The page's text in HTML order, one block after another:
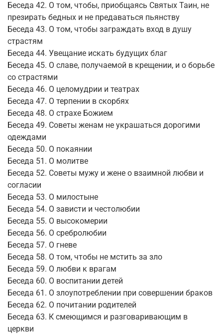
Беседа 42. О том, чтобы, приобщаясь Святых Таин, не
презирать бедных и не предаваться пьянству
Беседа 43. О том, чтобы заграждать вход в душу
страстям
Беседа 44. Увещание искать будущих благ
Беседа 45. О славе, получаемой в крещении, и о борьбе
со страстями
Беседа 46. О целомудрии и театрах
Беседа 47. О терпении в скорбях
Беседа 48. О страхе Божием
Беседа 49. Советы женам не украшаться дорогими
одеждами
Беседа 50. О покаянии
Беседа 51. О молитве
Беседа 52. Советы мужу и жене о взаимной любви и
согласии
Беседа 53. О милостыне
Беседа 54. О зависти и честолюбии
Беседа 55. О высокомерии
Беседа 56. О сребролюбии
Беседа 57. О гневе
Беседа 58. О том, чтобы не мстить за зло
Беседа 59. О любви к врагам
Беседа 60. О воспитании детей
Беседа 61. О злоупотреблении при совершении браков
Беседа 62. О почитании родителей
Беседа 63. К смеющимся и разговаривающим в
церкви